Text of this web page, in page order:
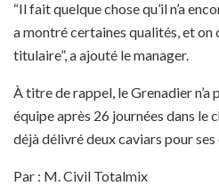
“Il fait quelque chose qu’il n’a
a montré certaines qualités, et on
titulaire”, a ajouté le manager.
À titre de rappel, le Grenadier n’a
équipe après 26 journées dans le
déjà délivré deux caviars pour
Par : M. Civil Totalmix